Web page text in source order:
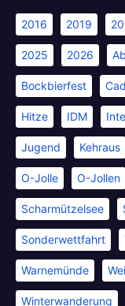
2016 2019
2025 2026
Bockbierfest
Hitze IDM
Jugend Kehraus
O-Jolle O-Jollen
Scharmützelsee
Sonderwettfahrt
Warnemünde
Winterwanderung